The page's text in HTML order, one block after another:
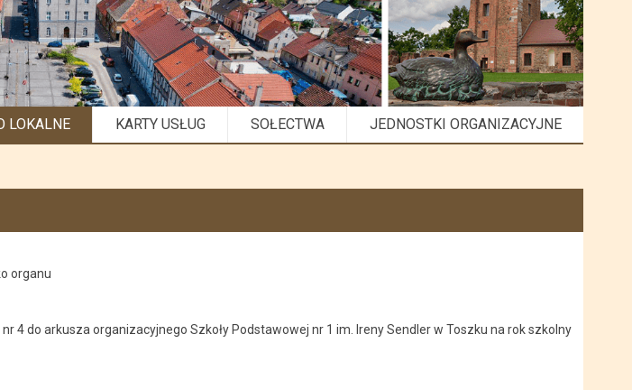
LOKALNE KARTY USŁUG SOŁECTWA JEDNOSTKI ORGANIZACYJNE
organu
4 do arkusza organizacyjnego Szkoły Podstawowej nr 1 im. Ireny Sendler w Toszku na rok szkolny